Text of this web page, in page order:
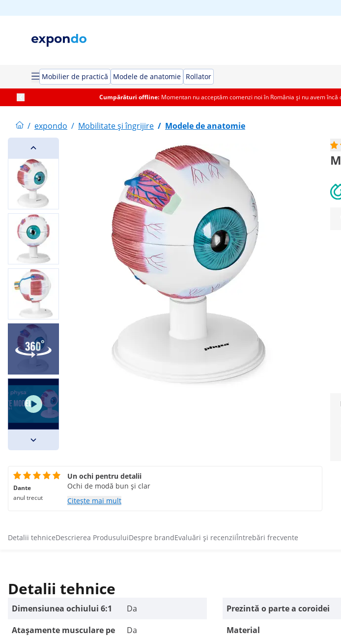
Mobilier de practică Modele de anatomie Rollator
Cumpărături offline: Momentan nu acceptăm comenzi noi în România și nu avem
/ expondo / Mobilitate și îngrijire / Modele de anatomie
Dante
anul trecut
Un ochi pentru detalii
Ochi de modă bun și clar
Citește mai mult
Detalii tehniceDescrierea ProdusuluiDespre brandEvaluări și recenziiÎntrebări frecvente
Detalii tehnice
Dimensiunea ochiului 6:1 Da Prezintă o parte a coroidei
Atașamente musculare pe
Da Material